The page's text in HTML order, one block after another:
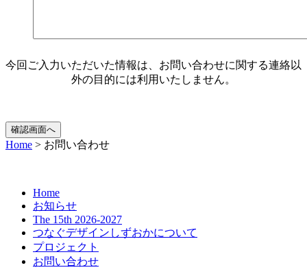
今回ご入力いただいた情報は、お問い合わせに関する連絡以
外の目的には利用いたしません。
Home > お問い合わせ
Home
お知らせ
The 15th 2026-2027
つなぐデザインしずおかについて
プロジェクト
お問い合わせ